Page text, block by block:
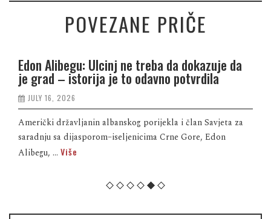
POVEZANE PRIČE
Edon Alibegu: Ulcinj ne treba da dokazuje da
je grad – istorija je to odavno potvrdila
JULY 16, 2026
Američki državljanin albanskog porijekla i član Savjeta za
saradnju sa dijasporom–iseljenicima Crne Gore, Edon
Alibegu, ... Više